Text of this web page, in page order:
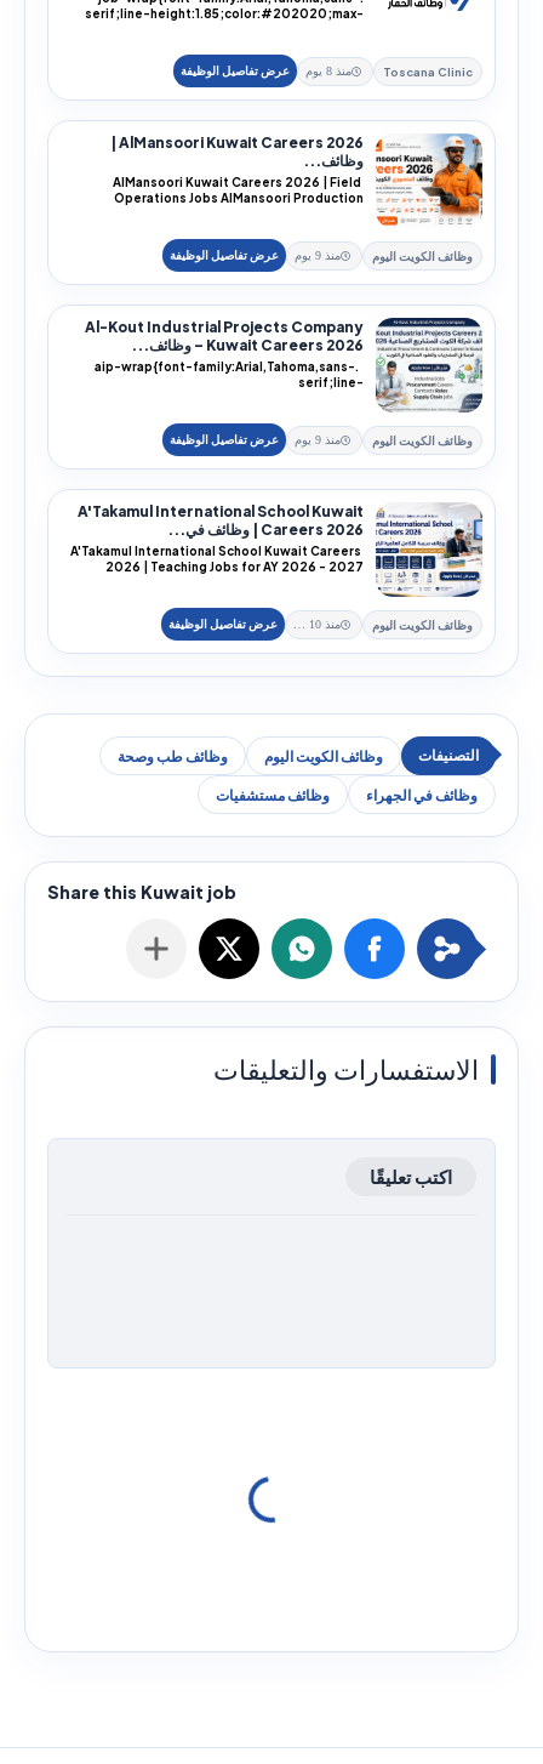
serif;line-height:1.85;color:#202020;max-
Toscana Clinic منذ 8 يوم
وظائف...
AlMansoori Kuwait Careers 2026 | Field
Operations Jobs AlMansoori Production
وظائف الكويت اليوم منذ 9 يوم
Al-Kout Industrial Projects Company
Kuwait Careers 2026 – وظائف...
.aip-wrap{font-family:Arial,Tahoma,sans-
serif;line-
وظائف الكويت اليوم منذ 9 يوم
A'Takamul International School Kuwait
Careers 2026 | وظائف في...
A'Takamul International School Kuwait Careers
2026 | Teaching Jobs for AY 2026 - 2027
وظائف الكويت اليوم
وظائف الكويت اليوم وظائف طب وصحة
وظائف في الجهراء وظائف مستشفيات
الاستفسارات والتعليقات
اكتب تعليقًا